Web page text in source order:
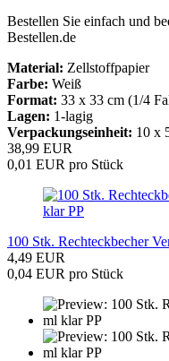
Bestellen Sie einfach und
Bestellen.de
Material: Zellstoffpapier
Farbe: Weiß
Format: 33 x 33 cm (1/4
Lagen: 1-lagig
Verpackungseinheit: 10 x
38,99 EUR
0,01 EUR pro Stück
100 Stk. Rechteckbecher
4,49 EUR
0,04 EUR pro Stück